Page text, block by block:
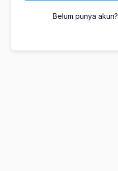
Belum punya akun?